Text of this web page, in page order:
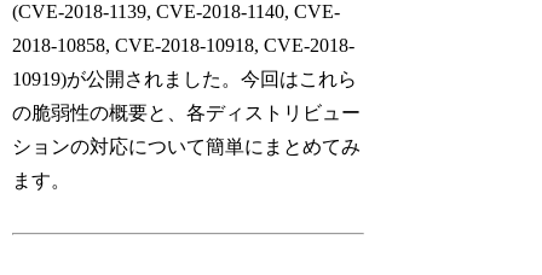
(CVE-2018-1139, CVE-2018-1140, CVE-
2018-10858, CVE-2018-10918, CVE-2018-
10919)が公開されました。今回はこれら
の脆弱性の概要と、各ディストリビュー
ションの対応について簡単にまとめてみ
ます。